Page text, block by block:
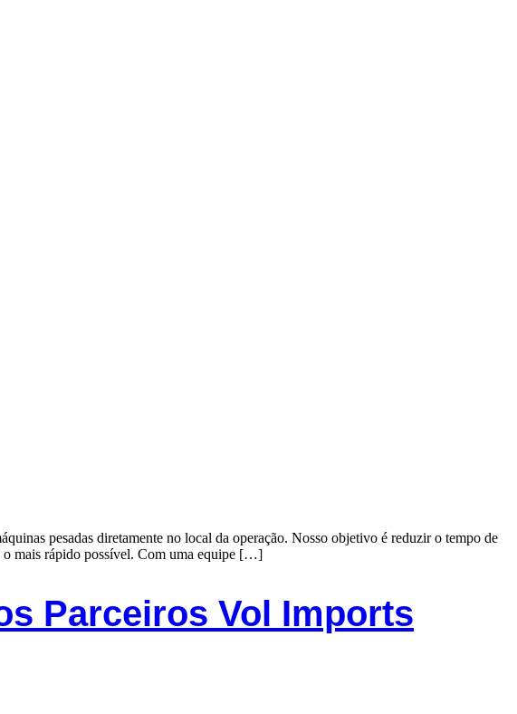
pesadas diretamente no local da operação. Nosso objetivo é reduzir o tempo de
o mais rápido possível. Com uma equipe […]
Parceiros Vol Imports